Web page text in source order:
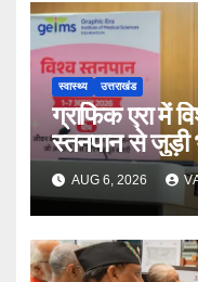
स्वास्थ्य उत्तराखंड
ग्राफिक एरा में
स्तनपान से जुड़ी
AUG 6, 2026